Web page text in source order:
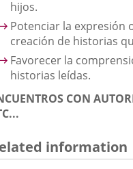
hijos.
Potenciar la expresión
creación de historias
Favorecer la
historias leídas.
CON
information